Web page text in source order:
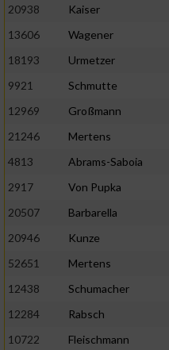
20938
Kaiser
13606
Wagener
18193
Urmetzer
9921
Schmutte
12969
Großmann
21246
Mertens
4813
Abrams-Saboia
2917
Von Pupka
20507
Barbarella
20946
Kunze
52651
Mertens
12438
Schumacher
12284
Rabsch
10722
Fleischmann